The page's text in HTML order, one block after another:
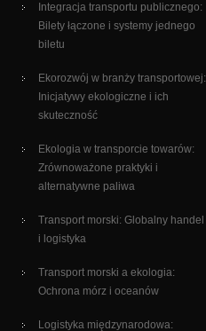
Integracja transportu publicznego:
Bilety łączone i systemy jednego
biletu
Ekorozwój w branży transportowej:
Inicjatywy ekologiczne i ich
skuteczność
Ekologia w transporcie towarów:
Zrównoważone praktyki i
alternatywne paliwa
Transport morski: Globalny handel
i logistyka
Transport morski a ekologia:
Ochrona mórz i oceanów
Logistyka międzynarodowa: